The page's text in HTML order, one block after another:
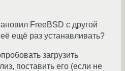
FreeBSD с другой
ещё раз устанавливать?
загрузить
поставить его (если не